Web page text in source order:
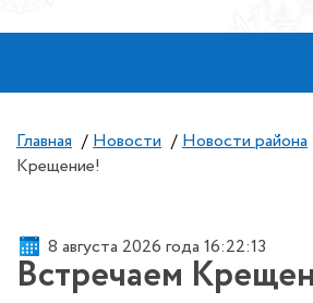
Главная / Новости / Новости района
Крещение!
8 августа 2026 года 16:22:13
Встречаем